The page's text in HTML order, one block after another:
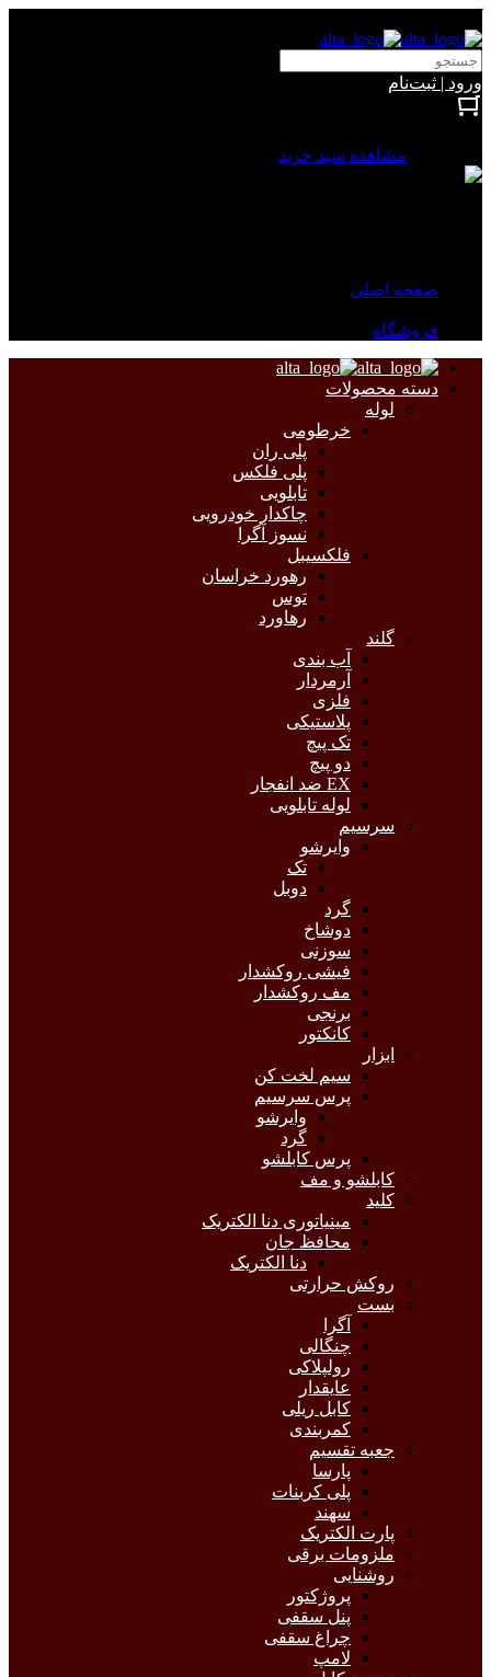
ورود | ثبت‌نام
مشاهده سبد خرید
صفحه اصلی
فروشگاه
دسته محصولات
لوله
خرطومی
پلی ران
پلی فلکس
تابلویی
چاکدار خودرویی
نسوز آگرا
فلکسیبل
رهورد خراسان
توس
رهاورد
گلند
آب بندی
آرمردار
فلزی
پلاستیکی
تک پیچ
دو پیچ
EX ضد انفجار
لوله تابلویی
سرسیم
وایرشو
تک
دوبل
گرد
دوشاخ
سوزنی
فیشی روکشدار
مف روکشدار
برنجی
کانکتور
ابزار
سیم لخت کن
پرس سرسیم
وایرشو
گرد
پرس کابلشو
کابلشو و مف
کلید
مینیاتوری دنا الکتریک
محافظ جان
دنا الکتریک
روکش حرارتی
بست
آگرا
چنگالی
رولپلاکی
عایقدار
کابل ریلی
کمربندی
جعبه تقسیم
پارسا
پلی کربنات
سهند
پارت الکتریک
ملزومات برقی
روشنایی
پروژکتور
پنل سقفی
چراغ سقفی
لامپ